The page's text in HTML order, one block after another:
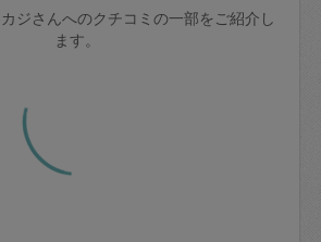
ジさんへのクチコミの一部をご紹介し
ます。